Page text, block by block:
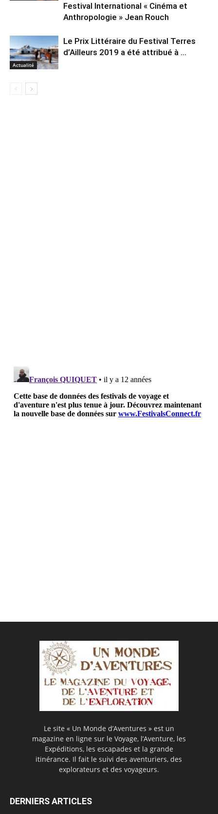
Festival International « Cinéma et
Anthropologie » Jean Rouch
Actualité
Le Prix Littéraire du Festival Terres
d’Ailleurs 2019 a été attribué à …
Le site « Un Monde d’Aventures » est un
magazine en ligne sur le Voyage, l’Aventure, les
Expéditions, les escapades et la grande
itinérance. Il fait le suivi des aventuriers, des
explorateurs et des voyageurs.
DERNIERS ARTICLES